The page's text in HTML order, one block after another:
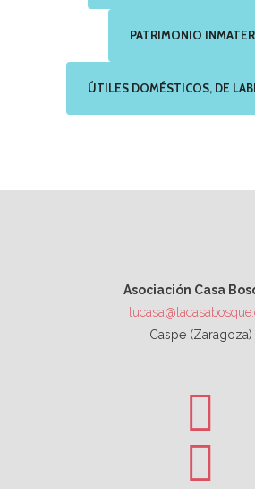
PATRIMONIO
ÚTILES DOMÉSTICOS, DE
Asociación Casa
Caspe (Zaragoza)